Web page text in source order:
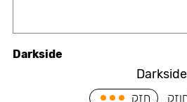
Darkside
חזק